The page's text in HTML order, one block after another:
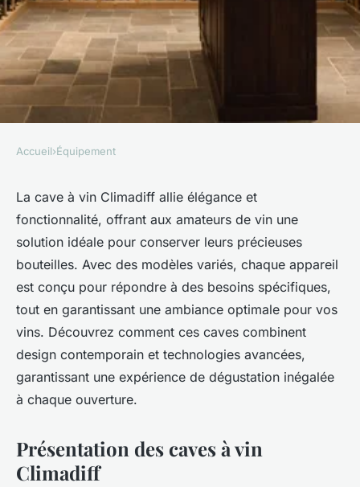
ÉQUIPEMENT
La cave à vin climadiff : alliez
style et conservation optimale
Timéo•8 février 2025• 4 min de lecture
Accueil›Équipement
La cave à vin Climadiff allie élégance et
fonctionnalité, offrant aux amateurs de vin une
solution idéale pour conserver leurs précieuses
bouteilles. Avec des modèles variés, chaque appareil
est conçu pour répondre à des besoins spécifiques,
tout en garantissant une ambiance optimale pour vos
vins. Découvrez comment ces caves combinent
design contemporain et technologies avancées,
garantissant une expérience de dégustation inégalée
à chaque ouverture.
Présentation des caves à vin
Climadiff